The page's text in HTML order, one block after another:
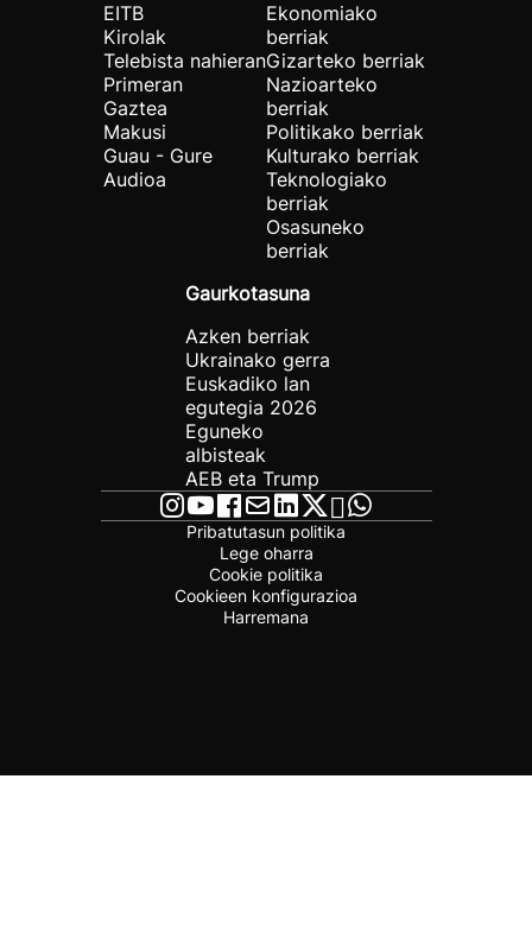
EITB
Kirolak
Telebista nahieran
Primeran
Gaztea
Makusi
Guau - Gure
Audioa
Ekonomiako
berriak
Gizarteko berriak
Nazioarteko
berriak
Politikako berriak
Kulturako berriak
Teknologiako
berriak
Osasuneko
berriak
Gaurkotasuna
Azken berriak
Ukrainako gerra
Euskadiko lan
egutegia 2026
Eguneko
albisteak
AEB eta Trump
Pribatutasun politika
Lege oharra
Cookie politika
Cookieen konfigurazioa
Harremana